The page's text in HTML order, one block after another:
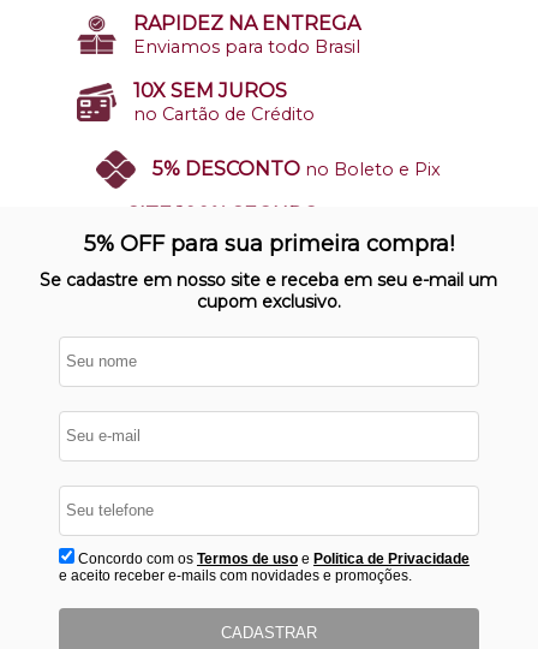
RAPIDEZ NA ENTREGA
Enviamos para todo Brasil
10X SEM JUROS
no Cartão de Crédito
5% DESCONTO no Boleto e Pix
Nosso site opera em ambiente
protegido
5% OFF para sua primeira compra!
Se cadastre em nosso site e receba em seu e-mail um
cupom exclusivo.
Concordo com os Termos de usoe Politica de Privacidade
e aceito receber e-mails com novidades e promoções.
CADASTRAR